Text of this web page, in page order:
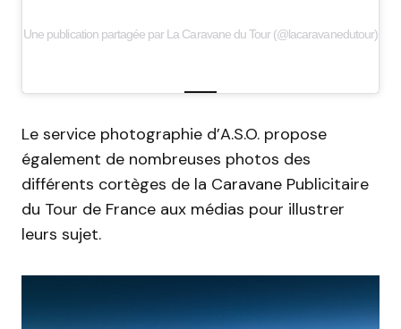
Une publication partagée par La Caravane du Tour (@lacaravanedutour)
Le service photographie d’A.S.O. propose
également de nombreuses photos des
différents cortèges de la Caravane Publicitaire
du Tour de France aux médias pour illustrer
leurs sujet.